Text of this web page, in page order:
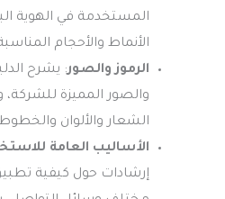
المستخدمة في الهوية
الأنماط والأحجام
الرموز والصور: يشرح
والصور المميزة للشركة،
الشعار والألوان
الأساليب العامة
إرشادات حول كيفية